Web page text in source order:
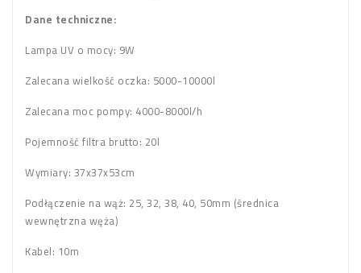
Dane techniczne:
Lampa UV o mocy: 9W
Zalecana wielkość oczka: 5000-10000l
Zalecana moc pompy: 4000-8000l/h
Pojemność filtra brutto: 20l
Wymiary: 37x37x53cm
Podłączenie na wąż: 25, 32, 38, 40, 50mm (średnica
wewnętrzna węża)
Kabel: 10m